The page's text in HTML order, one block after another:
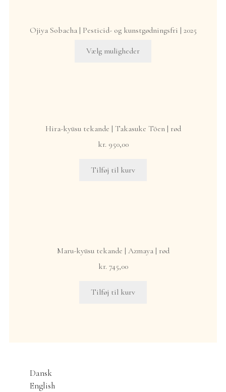
Ojiya Sobacha | Pesticid- og kunstgødningsfri | 2025
Vælg muligheder
vælges
Hira-kyūsu tekande | Takasuke Tōen | rød
kr.950,00
Tilføj til kurv
Maru-kyūsu tekande | Azmaya | rød
kr.745,00
Tilføj til kurv
Dansk
English